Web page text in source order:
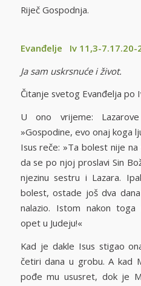
Riječ Gospodnja.
Evanđelje Iv 11,3-7.17.20-
Ja sam uskrsnuće i život.
Čitanje svetog Evanđelja po
U ono vrijeme:
»Gospodine, evo onaj koga
Isus reče: »Ta bolest nije
da se po njoj proslavi Sin
njezinu sestru i Lazara.
bolest, ostade još dva
nalazio. Istom nakon toga
opet u Judeju!«
Kad je dakle Isus stigao
četiri dana u grobu. A kad
pođe mu ususret, dok je